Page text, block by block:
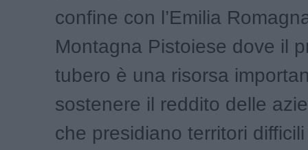
confine con l’Emilia
Montagna Pistoiese dove il
tubero è una risorsa
sostenere il reddito delle
che presidiano territori